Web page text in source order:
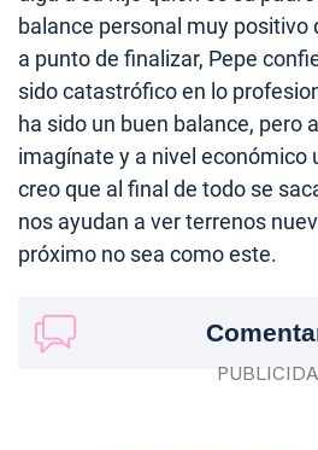
balance personal muy positivo
a punto de finalizar, Pepe
sido catastrófico en lo
ha sido un buen balance, pero
imagínate y a nivel económico
creo que al final de todo se
nos ayudan a ver terrenos
próximo no sea como este.